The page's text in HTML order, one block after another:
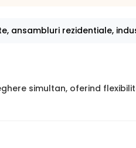
ansambluri rezidentiale,
simultan, oferind